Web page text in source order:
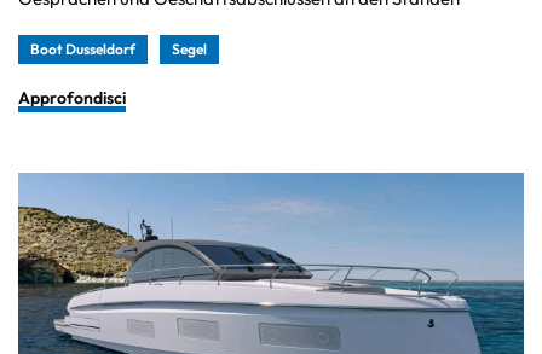
Boot Dusseldorf Segel
Approfondisci